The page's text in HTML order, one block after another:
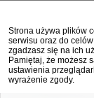
Strona używa plików
serwisu oraz do
zgadzasz się na ich
Pamiętaj, że możesz
ustawienia
wyrażenie zgody.